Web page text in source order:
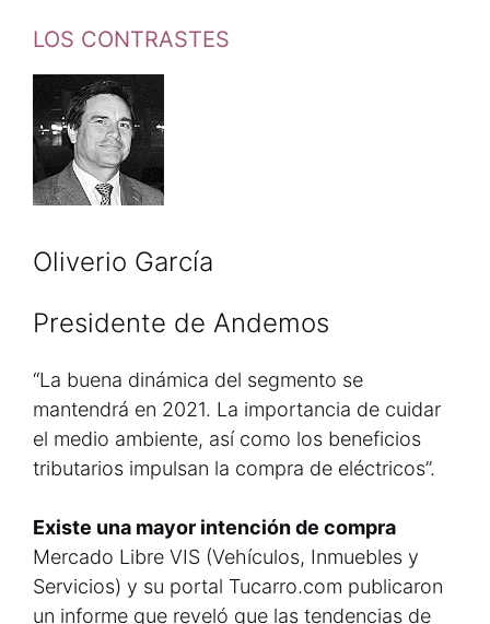
LOS CONTRASTES
Oliverio García
Presidente de Andemos
“La buena dinámica del segmento se
mantendrá en 2021. La importancia de cuidar
el medio ambiente, así como los beneficios
tributarios impulsan la compra de eléctricos”.
Existe una mayor intención de compra
Mercado Libre VIS (Vehículos, Inmuebles y
Servicios) y su portal Tucarro.com publicaron
un informe que reveló que las tendencias de